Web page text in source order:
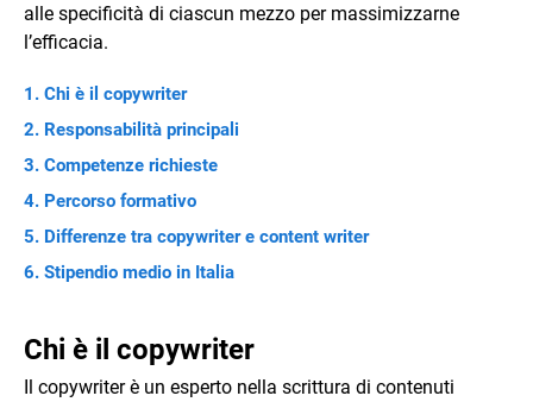
alle specificità di ciascun mezzo per massimizzarne
l’efficacia.
Chi è il copywriter
Responsabilità principali
Competenze richieste
Percorso formativo
Differenze tra copywriter e content writer
Stipendio medio in Italia
Chi è il copywriter
Il copywriter è un esperto nella scrittura di contenuti